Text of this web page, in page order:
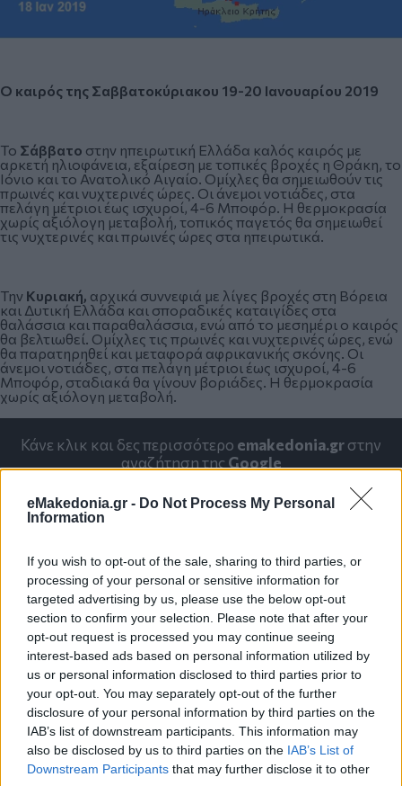
eMakedonia.gr - Do Not Process My Personal
Information
If you wish to opt-out of the sale, sharing to third parties, or
processing of your personal or sensitive information for
targeted advertising by us, please use the below opt-out
section to confirm your selection. Please note that after your
opt-out request is processed you may continue seeing
interest-based ads based on personal information utilized by
us or personal information disclosed to third parties prior to
your opt-out. You may separately opt-out of the further
disclosure of your personal information by third parties on the
IAB’s list of downstream participants. This information may
also be disclosed by us to third parties on the IAB’s List of
Downstream Participants that may further disclose it to other
Ο καιρός της Σαββατοκύριακου 19-20 Ιανουαρίου 2019
Το Σάββατο στην ηπειρωτική Ελλάδα καλός καιρός με
αρκετή ηλιοφάνεια, εξαίρεση με τοπικές βροχές η Θράκη, το
Ιόνιο και το Ανατολικό Αιγαίο. Ομίχλες θα σημειωθούν τις
πρωινές και νυχτερινές ώρες. Οι άνεμοι νοτιάδες, στα
πελάγη μέτριοι έως ισχυροί, 4-6 Μποφόρ. Η θερμοκρασία
χωρίς αξιόλογη μεταβολή, τοπικός παγετός θα σημειωθεί
τις νυχτερινές και πρωινές ώρες στα ηπειρωτικά.
Την Κυριακή, αρχικά συννεφιά με λίγες βροχές στη Βόρεια
και Δυτική Ελλάδα και σποραδικές καταιγίδες στα
θαλάσσια και παραθαλάσσια, ενώ από το μεσημέρι ο καιρός
θα βελτιωθεί. Ομίχλες τις πρωινές και νυχτερινές ώρες, ενώ
θα παρατηρηθεί και μεταφορά αφρικανικής σκόνης. Οι
άνεμοι νοτιάδες, στα πελάγη μέτριοι έως ισχυροί, 4-6
Μποφόρ, σταδιακά θα γίνουν βοριάδες. Η θερμοκρασία
χωρίς αξιόλογη μεταβολή.
Κάνε κλικ και δες περισσότερο emakedonia.grστην
αναζήτηση της Google
ΚΑΙΡΟΣ